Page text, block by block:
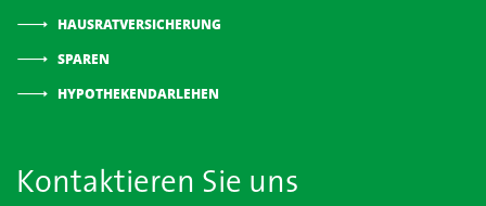
HAUSRATVERSICHERUNG
SPAREN
HYPOTHEKENDARLEHEN
Kontaktieren Sie uns